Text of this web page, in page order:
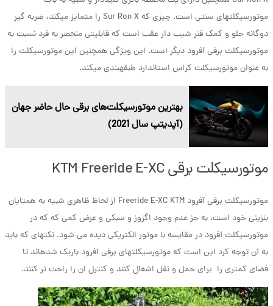
موتورسیکلت­های سنتی است. چیزی که Sur Ron X را متمایز می­کند، ضربه گیر
دوگانه جلو و کمک فنر شیب دار عقب است که قابلیتی منحصر به فرد نسبت به
موتورسیکلت برقی آفرود دیگر است. این ویژگی همچنین این موتورسیکلت را
به عنوان موتورسیکلت کراس استاندارد طبقه­بندی می­کند.
بهترین موتورسیکلت‌‌های برقی حال حاضر جهان
(آپدیتپ سال 2021)
موتورسیکلت برقی KTM Freeride E-XC
موتورسیکلت برقی آفرود Freeride E-XC KTM از لحاظ ظاهری شبیه به همتایان
بنزینی خود است، به جز عدم وجود اگزوز و سبکی و عرض کمی که که در
موتورسیکلت آفرود در مقایسه با موتور الکتریکی دیده می شود. نکته­ای که باید
به آن توجه کرد این است که موتورسیکلت­های برقی آفرود باریک شده­اند تا
فضای کمتری را برای حمل و نقل اشغال کنند و کنترل ان را راحت تر کنند.